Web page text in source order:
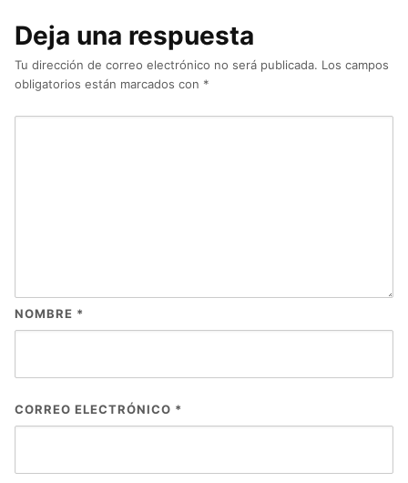
Deja una respuesta
Tu dirección de correo electrónico no será publicada. Los campos
obligatorios están marcados con *
NOMBRE *
CORREO ELECTRÓNICO *